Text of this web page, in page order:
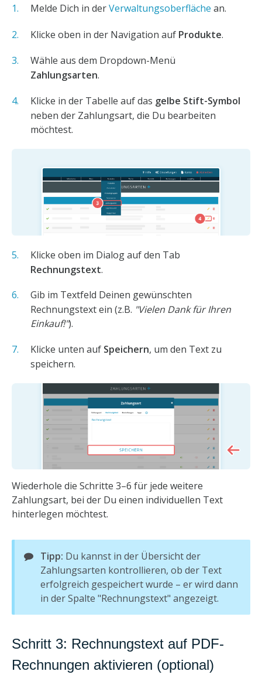
Melde Dich in derVerwaltungsoberfläche an.
Klicke oben in der Navigation auf Produkte.
Wähle aus dem Dropdown-Menü
Zahlungsarten.
Klicke in der Tabelle auf das gelbe Stift-Symbol
neben der Zahlungsart, die Du bearbeiten
möchtest.
Klicke oben im Dialog auf den Tab
Rechnungstext.
Gib im Textfeld Deinen gewünschten
Rechnungstext ein (z.B. "Vielen Dank für Ihren
Einkauf!").
Klicke unten auf Speichern, um den Text zu
speichern.
Wiederhole die Schritte 3–6 für jede weitere
Zahlungsart, bei der Du einen individuellen Text
hinterlegen möchtest.
Tipp: Du kannst in der Übersicht der
Zahlungsarten kontrollieren, ob der Text
erfolgreich gespeichert wurde – er wird dann
in der Spalte "Rechnungstext" angezeigt.
Schritt 3: Rechnungstext auf PDF-
Rechnungen aktivieren (optional)